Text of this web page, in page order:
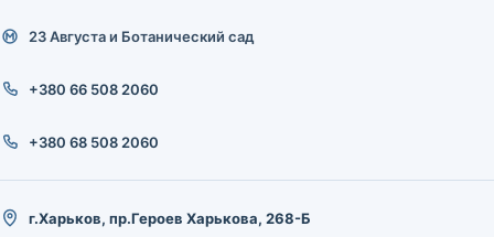
23 Августа и Ботанический сад
+380 66 508 2060
+380 68 508 2060
г.Харьков, пр.Героев Харькова, 268-Б